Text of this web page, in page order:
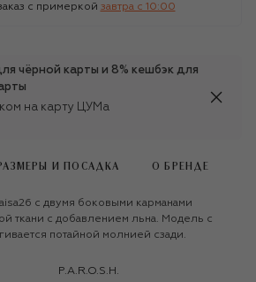
с примеркой завтра c 10:00
чёрной карты и 8% кешбэк для
на карту ЦУМа
И ПОСАДКА О БРЕНДЕ
с двумя боковыми карманами
ткани с добавлением льна. Модель с
потайной молнией сзади.
P.A.R.O.S.H.